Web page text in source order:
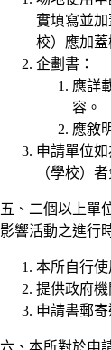
實填寫並
校）應加蓋
企劃書：
應詳
容。
應敘
申請單位
（學校）者
五、二個以上單
影響活動之進行
本所自行使
提供政府機
申請書郵寄
六、本所對於申